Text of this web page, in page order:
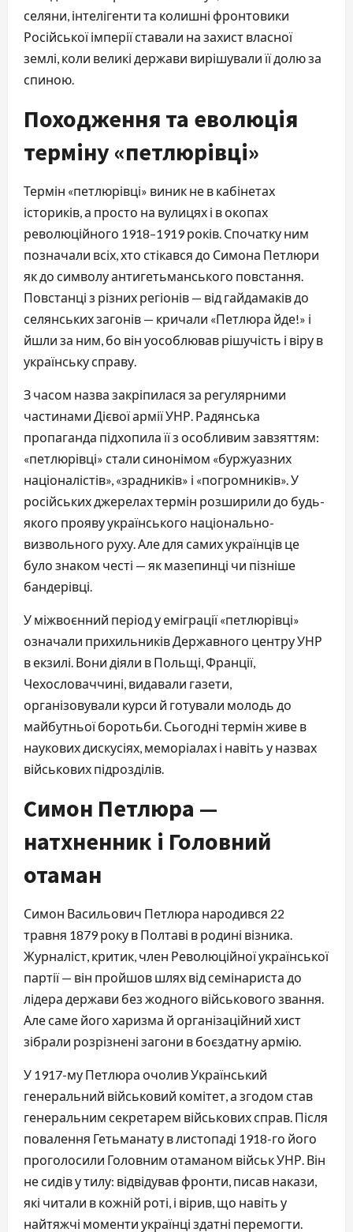
селяни, інтелігенти та колишні фронтовики
Російської імперії ставали на захист власної
землі, коли великі держави вирішували її долю за
спиною.
Походження та еволюція
терміну «петлюрівці»
Термін «петлюрівці» виник не в кабінетах
істориків, а просто на вулицях і в окопах
революційного 1918–1919 років. Спочатку ним
позначали всіх, хто стікався до Симона Петлюри
як до символу антигетьманського повстання.
Повстанці з різних регіонів — від гайдамаків до
селянських загонів — кричали «Петлюра йде!» і
йшли за ним, бо він уособлював рішучість і віру в
українську справу.
З часом назва закріпилася за регулярними
частинами Дієвої армії УНР. Радянська
пропаганда підхопила її з особливим завзяттям:
«петлюрівці» стали синонімом «буржуазних
націоналістів», «зрадників» і «погромників». У
російських джерелах термін розширили до будь-
якого прояву українського національно-
визвольного руху. Але для самих українців це
було знаком честі — як мазепинці чи пізніше
бандерівці.
У міжвоєнний період у еміграції «петлюрівці»
означали прихильників Державного центру УНР
в екзилі. Вони діяли в Польщі, Франції,
Чехословаччині, видавали газети,
організовували курси й готували молодь до
майбутньої боротьби. Сьогодні термін живе в
наукових дискусіях, меморіалах і навіть у назвах
військових підрозділів.
Симон Петлюра —
натхненник і Головний
отаман
Симон Васильович Петлюра народився 22
травня 1879 року в Полтаві в родині візника.
Журналіст, критик, член Революційної української
партії — він пройшов шлях від семінариста до
лідера держави без жодного військового звання.
Але саме його харизма й організаційний хист
зібрали розрізнені загони в боєздатну армію.
У 1917-му Петлюра очолив Український
генеральний військовий комітет, а згодом став
генеральним секретарем військових справ. Після
повалення Гетьманату в листопаді 1918-го його
проголосили Головним отаманом військ УНР. Він
не сидів у тилу: відвідував фронти, писав накази,
які читали в кожній роті, і вірив, що навіть у
найтяжчі моменти українці здатні перемогти.